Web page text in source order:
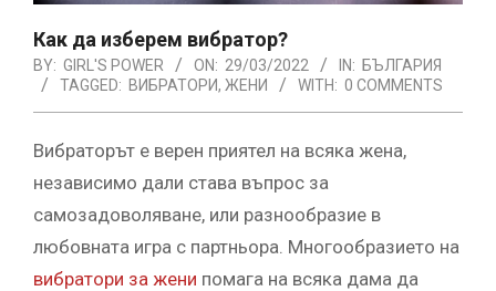
Как да изберем вибратор?
BY: GIRL'S POWER ON: 29/03/2022 IN: БЪЛГАРИЯ
TAGGED: ВИБРАТОРИ, ЖЕНИ WITH: 0 COMMENTS
Вибраторът е верен приятел на всяка жена,
независимо дали става въпрос за
самозадоволяване, или разнообразие в
любовната игра с партньора. Многообразието на
вибратори за жени помага на всяка дама да